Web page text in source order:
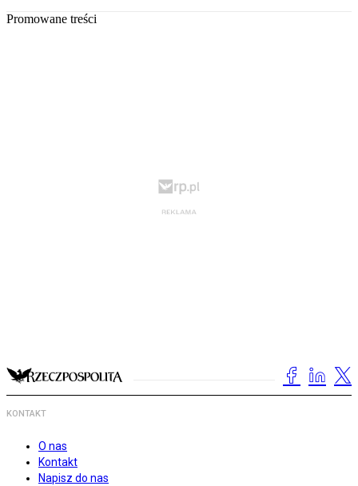
Promowane treści
KONTAKT
O nas
Kontakt
Napisz do nas